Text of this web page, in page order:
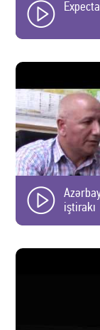
iştirakı